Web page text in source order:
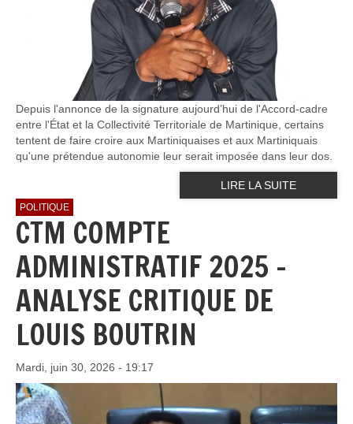
Depuis l'annonce de la signature aujourd’hui de l'Accord-cadre
entre l'État et la Collectivité Territoriale de Martinique, certains
tentent de faire croire aux Martiniquaises et aux Martiniquais
qu'une prétendue autonomie leur serait imposée dans leur dos.
LIRE LA SUITE
POLITIQUE
CTM COMPTE
ADMINISTRATIF 2025 -
ANALYSE CRITIQUE DE
LOUIS BOUTRIN
Mardi, juin 30, 2026 - 19:17